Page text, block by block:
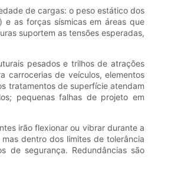
de cargas: o peso estático dos
e as forças sísmicas em áreas que
suportem as tensões esperadas,
pesados ​​e trilhos de atrações
carrocerias de veículos, elementos
tratamentos de superfície atendam
pequenas falhas de projeto em
irão flexionar ou vibrar durante a
dentro dos limites de tolerância
de segurança. Redundâncias são